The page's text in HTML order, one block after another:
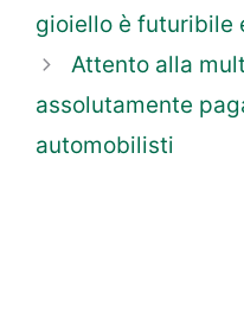
gioiello è futuribile
Attento alla
assolutamente
automobilisti